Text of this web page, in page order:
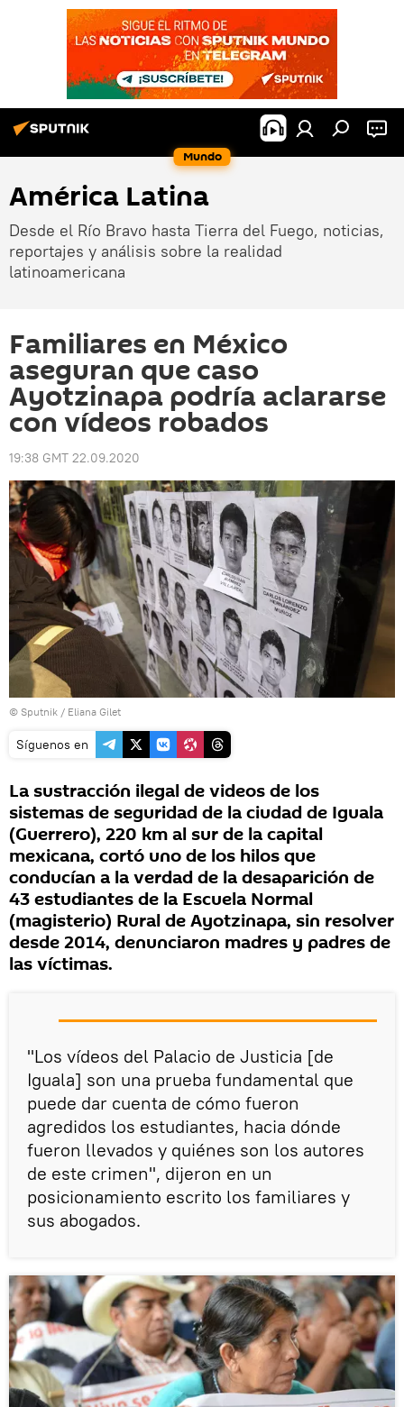
Mundo
América Latina
Desde el Río Bravo hasta Tierra del Fuego, noticias,
reportajes y análisis sobre la realidad
latinoamericana
Familiares en México
aseguran que caso
Ayotzinapa podría aclararse
con vídeos robados
19:38 GMT 22.09.2020
© Sputnik / Eliana Gilet
Síguenos en
La sustracción ilegal de videos de los
sistemas de seguridad de la ciudad de Iguala
(Guerrero), 220 km al sur de la capital
mexicana, cortó uno de los hilos que
conducían a la verdad de la desaparición de
43 estudiantes de la Escuela Normal
(magisterio) Rural de Ayotzinapa, sin resolver
desde 2014, denunciaron madres y padres de
las víctimas.
"Los vídeos del Palacio de Justicia [de
Iguala] son una prueba fundamental que
puede dar cuenta de cómo fueron
agredidos los estudiantes, hacia dónde
fueron llevados y quiénes son los autores
de este crimen", dijeron en un
posicionamiento escrito los familiares y
sus abogados.